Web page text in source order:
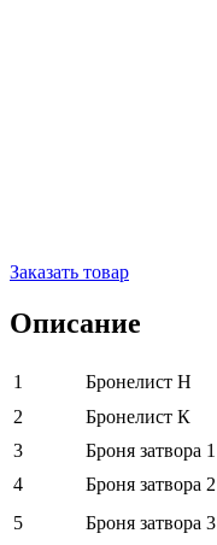
Заказать товар
Описание
1 Бронелист H
2
Бронелист К
3
Броня затвора 1
4
Броня затвора 2
5
Броня затвора 3